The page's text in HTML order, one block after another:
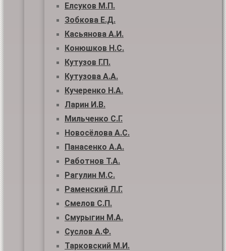
Елсуков М.П.
Зобкова Е.Д.
Касьянова А.И.
Конюшков Н.С.
Кутузов Г.П.
Кутузова А.А.
Кучеренко Н.А.
Ларин И.В.
Мильченко С.Г.
Новосёлова А.С.
Панасенко А.А.
Работнов Т.А.
Рагулин М.С.
Раменский Л.Г.
Смелов С.П.
Смурыгин М.А.
Суслов А.Ф.
Тарковский М.И.